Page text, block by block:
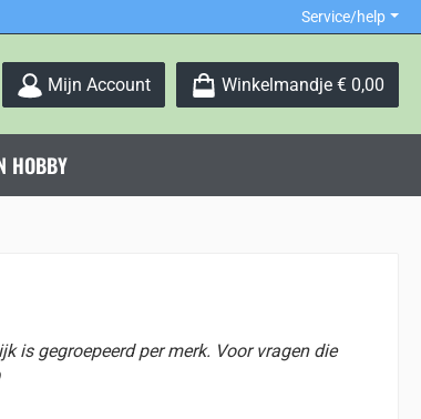
Service/help
0 items op je verlanglijstje
Mijn Account Winkelmandje € 0,00
HOBBY
is gegroepeerd per merk. Voor vragen die